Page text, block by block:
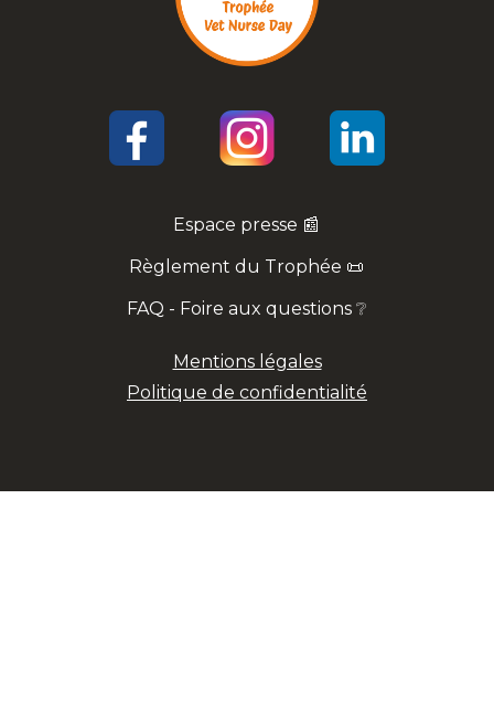
Espace presse 📰
Règlement du Trophée 📜
FAQ - Foire aux questions ❔
Mentions légales
Politique de confidentialité